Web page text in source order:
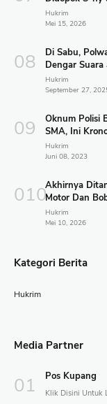
Hukrim
Mei 15, 2026
Di Sabu,
Dengar Suara
Hukrim
September 27,
Oknum Polisi
SMA, Ini
Hukrim
Juni 08, 2023
Akhirnya
Motor Dan
Hukrim
Mei 10, 2026
Kategori Berita
Hukrim
Media Partner
Pos Kupang